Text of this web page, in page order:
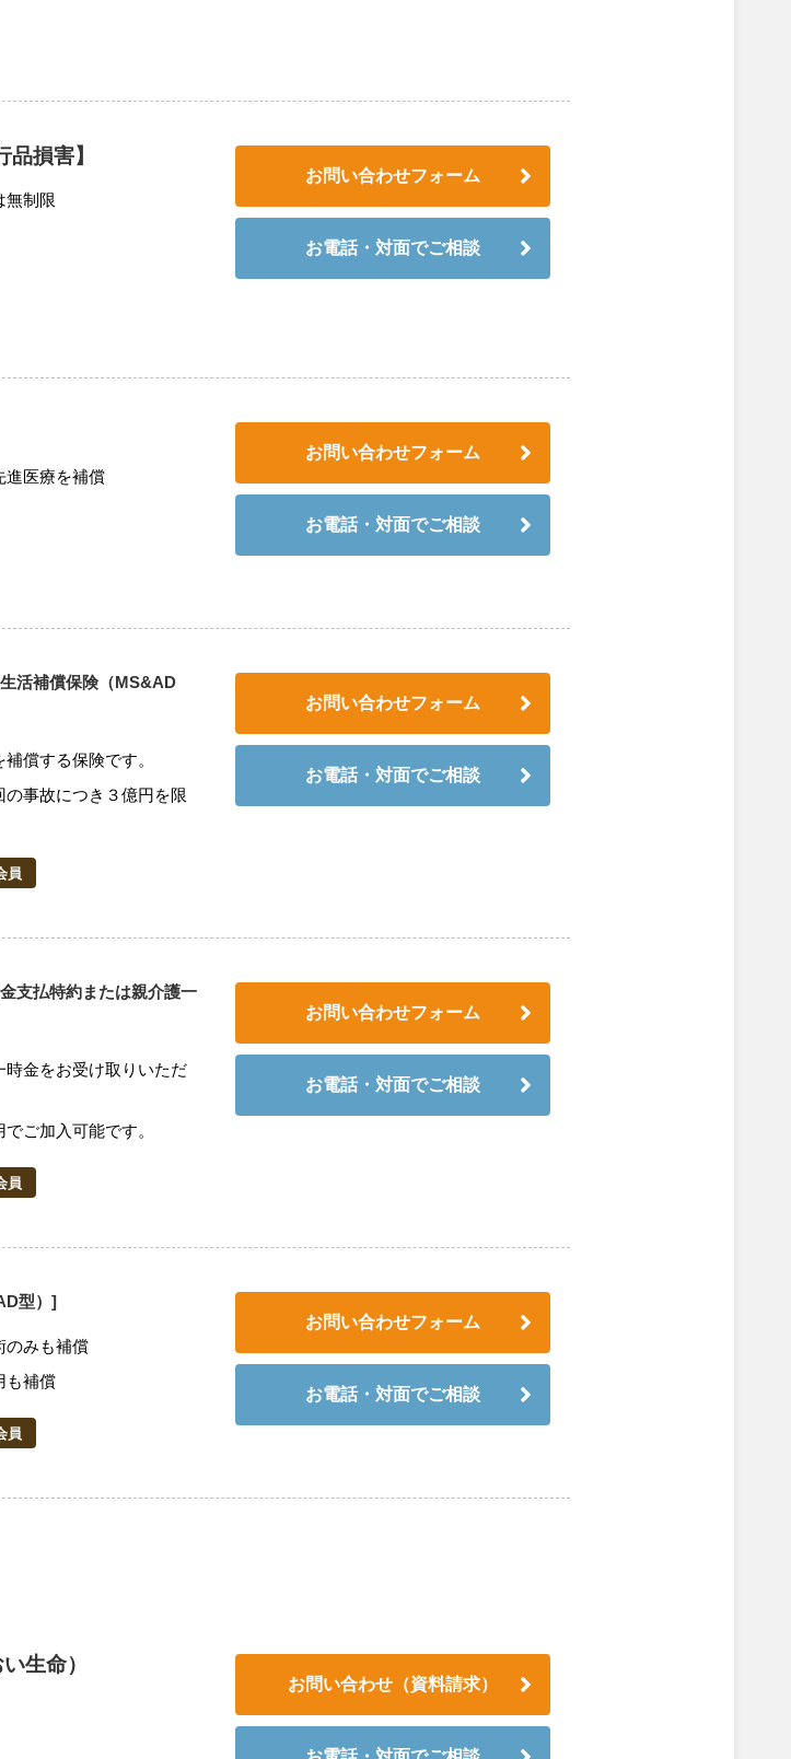
損害】
無制限
お問い合わせフォーム
お電話・対面でご相談
進医療を補償
お問い合わせフォーム
お電話・対面でご相談
生活補償保険（MS&AD
償する保険です。
事故につき３億円を限
員
お問い合わせフォーム
お電話・対面でご相談
金支払特約または親介護一
時金をお受け取りいただ
ご加入可能です。
員
お問い合わせフォーム
お電話・対面でご相談
型）]
のみも補償
も補償
員
お問い合わせフォーム
お電話・対面でご相談
生命）
お問い合わせ（資料請求）